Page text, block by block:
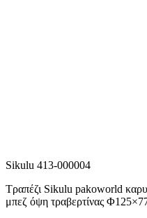
Sikulu 413-000004
Τραπέζι Sikulu pakoworld
μπεζ όψη τραβερτίνας